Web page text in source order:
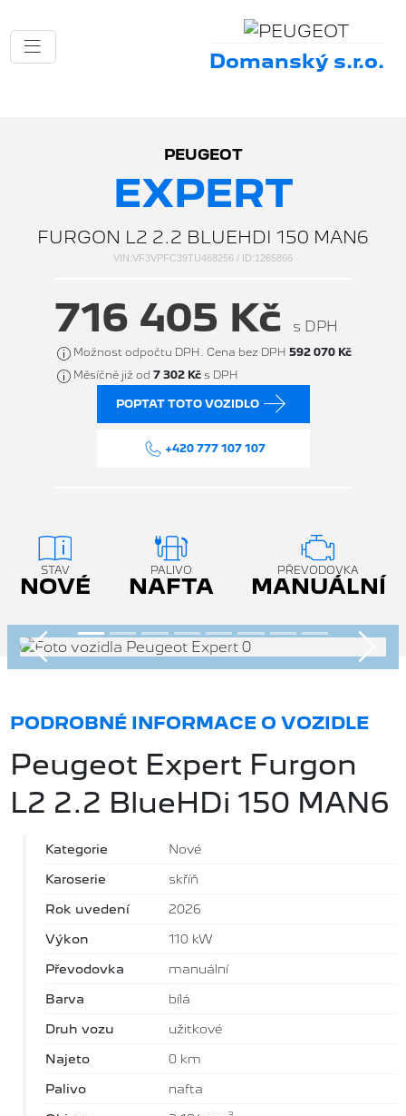
Domanský s.r.o.
Předchozí
PEUGEOT
EXPERT
FURGON L2 2.2 BLUEHDI 150 MAN6
VIN:VF3VPFC39TU468256 / ID:1265866
716 405 Kč s DPH
Možnost odpočtu DPH. Cena bez DPH 592 070 Kč
Měsíčně již od 7 302 Kč s DPH
POPTAT TOTO VOZIDLO
+420 777 107 107
STAV
NOVÉ
PALIVO
NAFTA
PŘEVODOVKA
MANUÁLNÍ
PODROBNÉ INFORMACE O VOZIDLE
Peugeot Expert Furgon
L2 2.2 BlueHDi 150 MAN6
Kategorie Nové
Karoserie skříň
Rok uvedení 2026
Výkon 110 kW
Převodovka manuální
Barva bílá
Druh vozu užitkové
Najeto 0 km
Palivo nafta